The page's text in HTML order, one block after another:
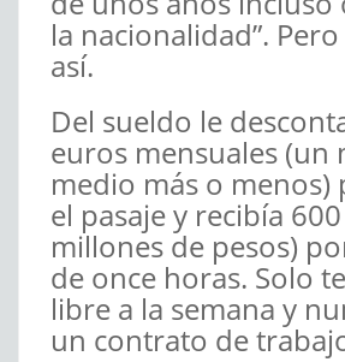
la nacionalidad”.
así.
Del sueldo le
euros mensuales (un
medio más o menos)
el pasaje y recibía
millones de pesos)
de once horas. Solo
libre a la semana y
un contrato de